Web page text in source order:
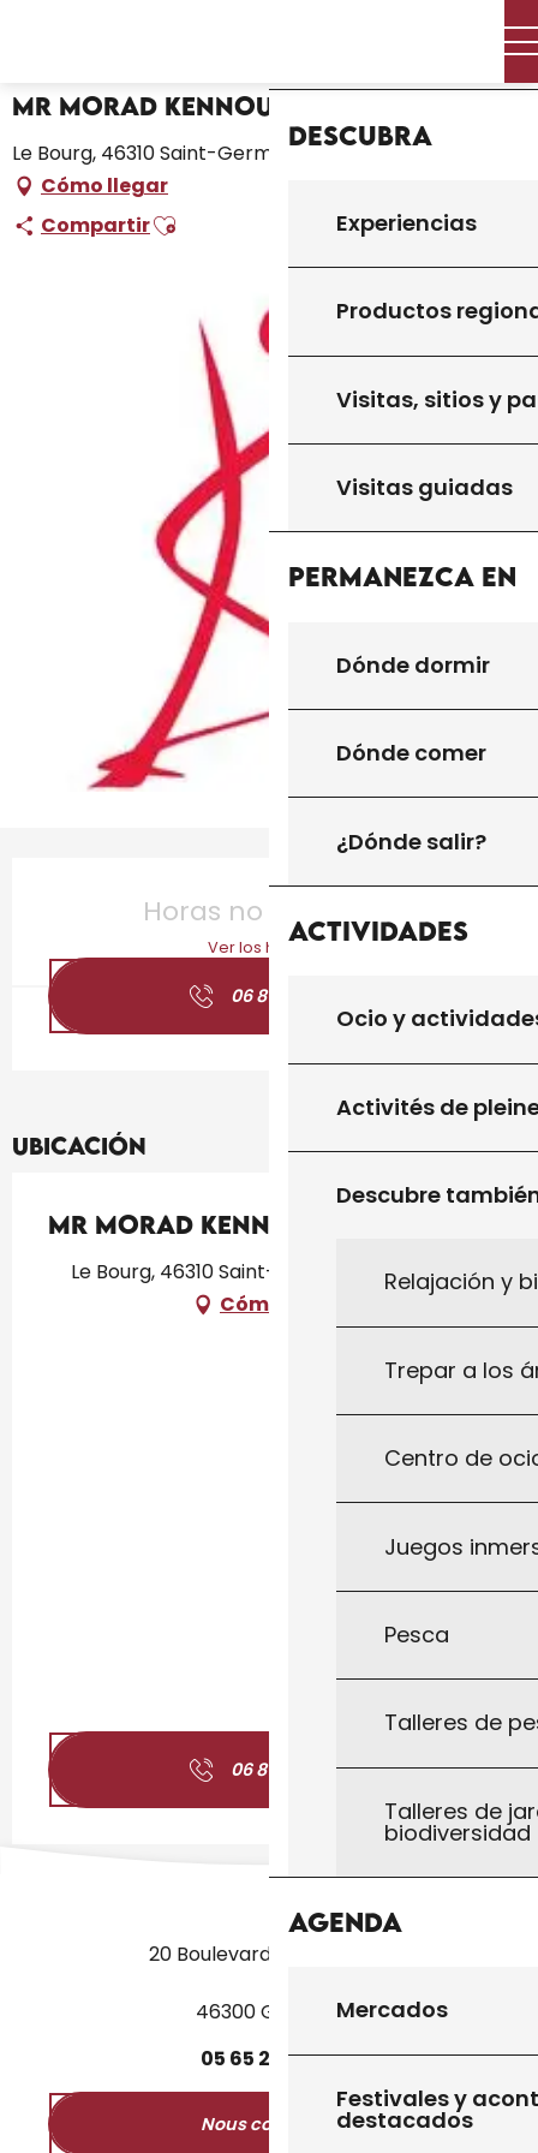
principal
Descubra
Experiencias
Productos
Visitas, sitios y
Visitas guiadas
Permanezca en
Dónde dormir
Dónde comer
¿Dónde salir?
Actividades
Ocio y
Activités de
Descubre
Relajación y
Trepar a los
Centro de
Juegos
Pesca
Talleres de
Talleres de
biodiversidad
Agenda
Mercados
Festivales y
destacados
Mr Morad Kennouda
Le Bourg, 46310 Saint-Germain-du-Bel-Air
Cómo llegar
CompartirAjouter aux favoris
Horas no resueltas
Ver los horarios
06 81 13 94
Ubicación
Mr Morad Kennouda
Le Bourg, 46310 Saint-Germain-du-Bel-Air
Cómo llegar
06 81 13 94 ▒▒
20 Boulevard des Martyrs
46300 Gourdon
05 65 27 5250
Nous contacter